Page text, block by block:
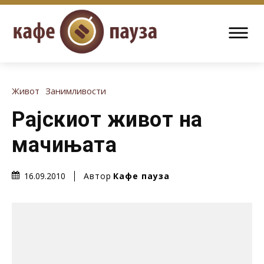
Живот Занимливости
Рајскиот живот на
мачињата
16.09.2010 Автор Кафе пауза